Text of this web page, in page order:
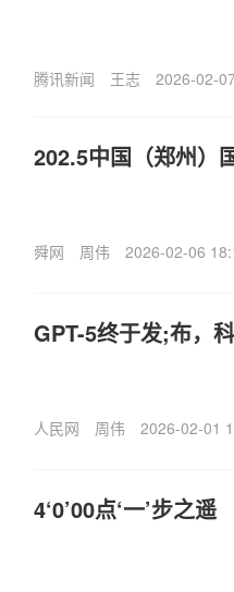
腾讯新闻 王志 2026-02-
202.5中国（郑州）
舜网 周伟 2026-02-06
GPT-5终于发;布，
人民网 周伟 2026-02-01
4‘0’00点‘一’步之遥